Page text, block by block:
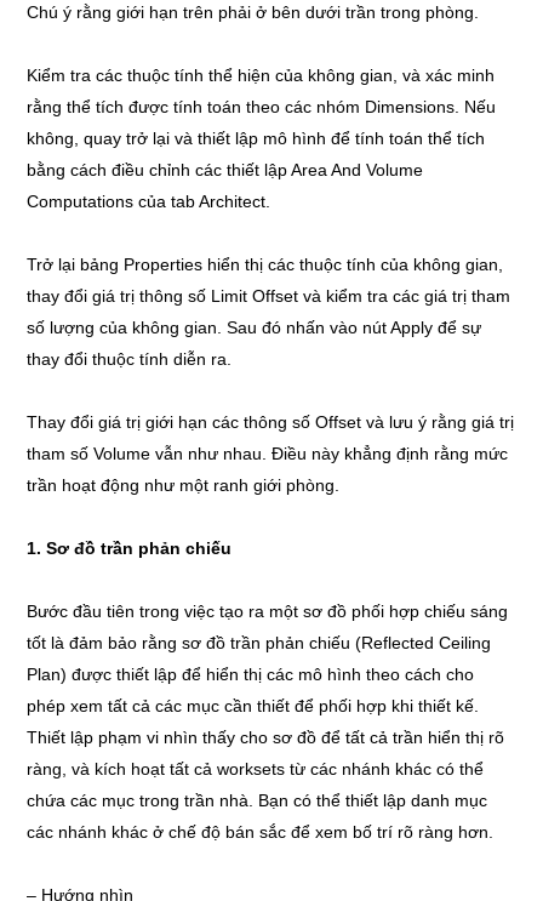
Chú ý rằng giới hạn trên phải ở bên dưới trần trong phòng.
Kiểm tra các thuộc tính thể hiện của không gian, và xác minh
rằng thể tích được tính toán theo các nhóm Dimensions. Nếu
không, quay trở lại và thiết lập mô hình để tính toán thể tích
bằng cách điều chỉnh các thiết lập Area And Volume
Computations của tab Architect.
Trở lại bảng Properties hiển thị các thuộc tính của không gian,
thay đổi giá trị thông số Limit Offset và kiểm tra các giá trị tham
số lượng của không gian. Sau đó nhấn vào nút Apply để sự
thay đổi thuộc tính diễn ra.
Thay đổi giá trị giới hạn các thông số Offset và lưu ý rằng giá trị
tham số Volume vẫn như nhau. Điều này khẳng định rằng mức
trần hoạt động như một ranh giới phòng.
1.Sơđồ trần phản chiếu
Bước đầu tiên trong việc tạo ra một sơ đồ phối hợp chiếu sáng
tốt là đảm bảo rằng sơ đồ trần phản chiếu (Reflected Ceiling
Plan) được thiết lập để hiển thị các mô hình theo cách cho
phép xem tất cả các mục cần thiết để phối hợp khi thiết kế.
Thiết lập phạm vi nhìn thấy cho sơ đồ để tất cả trần hiển thị rõ
ràng, và kích hoạt tất cả worksets từ các nhánh khác có thể
chứa các mục trong trần nhà. Bạn có thể thiết lập danh mục
các nhánh khác ở chế độ bán sắc để xem bố trí rõ ràng hơn.
– Hướng nhìn